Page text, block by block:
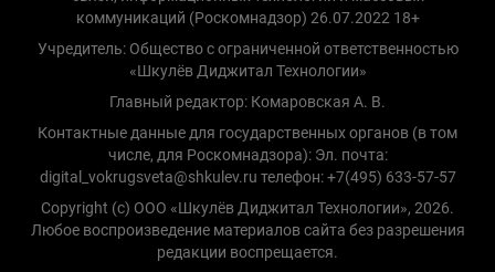
коммуникаций (Роскомнадзор) 26.07.2022 18+
Учредитель: Общество с ограниченной ответственностью
«Шкулёв Диджитал Технологии»
Главный редактор: Комаровская А. В.
Контактные данные для государственных органов (в том
числе, для Роскомнадзора): Эл. почта:
digital_vokrugsveta@shkulev.ru телефон: +7(495) 633-57-57
Copyright (с) ООО «Шкулёв Диджитал Технологии», 2026.
Любое воспроизведение материалов сайта без разрешения
редакции воспрещается.